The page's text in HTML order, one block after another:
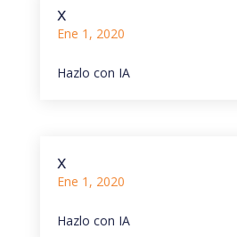
x
Ene 1, 2020
Hazlo con IA
x
Ene 1, 2020
Hazlo con IA